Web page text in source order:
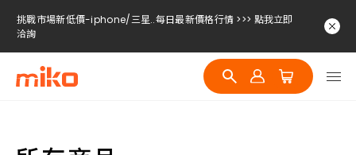
挑戰市場新低價-iphone/三星..每日最新價格行情 >>> 點我立即
洽詢
挑戰市場新低價-iphone/三星..每日最新價格行情 >>> 點我立即
洽詢
挑戰市場新低價-iphone/三星..每日最新價格行情 >>> 點我立即